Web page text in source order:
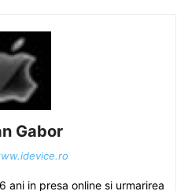
Gabor
ani in presa online si urmarirea